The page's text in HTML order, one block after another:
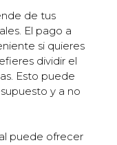
de tus
El pago a
si quieres
dividir el
Esto puede
y a no
puede ofrecer